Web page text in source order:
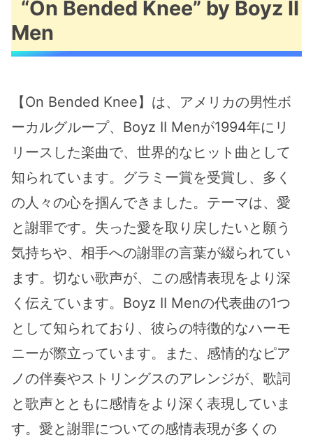
“On Bended Knee” by Boyz II
Men
【On Bended Knee】は、アメリカの男性ボ
ーカルグループ、Boyz II Menが1994年にリ
リースした楽曲で、世界的なヒット曲として
知られています。グラミー賞を受賞し、多く
の人々の心を掴んできました。テーマは、愛
と謝罪です。失った愛を取り戻したいと願う
気持ちや、相手への謝罪の言葉が綴られてい
ます。切ない歌声が、この感情表現をより深
く伝えています。Boyz II Menの代表曲の1つ
として知られており、彼らの特徴的なハーモ
ニーが際立っています。また、感情的なピア
ノの伴奏やストリングスのアレンジが、歌詞
と歌声とともに感情をより深く表現していま
す。愛と謝罪についての感情表現が多くの